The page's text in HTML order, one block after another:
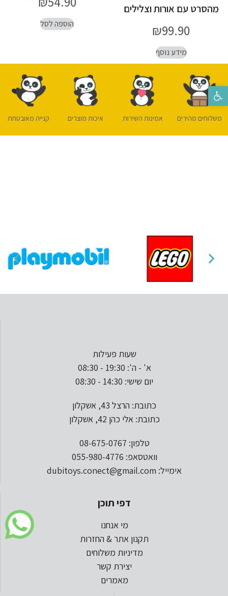
פתח סרגל נגישות
מהסרט עם אורות וצלילים
₪99.90
מידע נוסף
הוספה לסל
משלוחים מהירים אמינות השירות איכות מוצרים קנייה מאובטחת
שעות פעילות
א' - ה': 19:30 - 08:30
יום שישי: 14:30 - 08:30
כתובת: הרצל 43, אשקלון
כתובת: אלי כהן 42, אשקלון
טלפון: 08-675-0767
וואטסאפ: 055-980-4776
אימייל: dubitoys.conect@gmail.com
דפי תוכן
מי אנחנו
תקנון אתר & החזרות
מדיניות משלוחים
יצירת קשר
מאמרים